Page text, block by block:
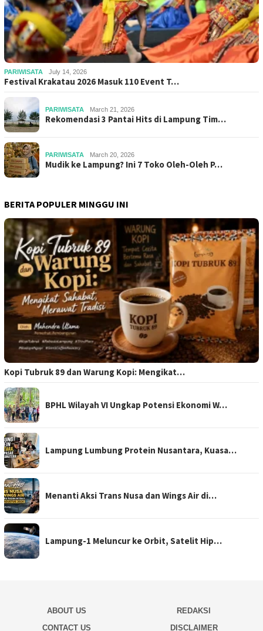
PARIWISATA July 14, 2026
Festival Krakatau 2026 Masuk 110 Event T…
PARIWISATA March 21, 2026
Rekomendasi 3 Pantai Hits di Lampung Tim…
PARIWISATA March 20, 2026
Mudik ke Lampung? Ini 7 Toko Oleh-Oleh P…
BERITA POPULER MINGGU INI
Kopi Tubruk 89 dan Warung Kopi: Mengikat…
BPHL Wilayah VI Ungkap Potensi Ekonomi W…
Lampung Lumbung Protein Nusantara, Kuasa…
Menanti Aksi Trans Nusa dan Wings Air di…
Lampung-1 Meluncur ke Orbit, Satelit Hip…
ABOUT US
REDAKSI
CONTACT US
DISCLAIMER